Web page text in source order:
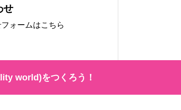
せ
ォームはこちら
world)をつくろう！